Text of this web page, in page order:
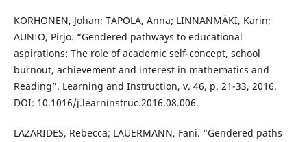
KORHONEN, Johan; TAPOLA, Anna; LINNANMÄKI, Karin;
AUNIO, Pirjo. “Gendered pathways to educational
aspirations: The role of academic self-concept, school
burnout, achievement and interest in mathematics and
Reading”. Learning and Instruction, v. 46, p. 21-33, 2016.
DOI: 10.1016/j.learninstruc.2016.08.006.
LAZARIDES, Rebecca; LAUERMANN, Fani. “Gendered paths